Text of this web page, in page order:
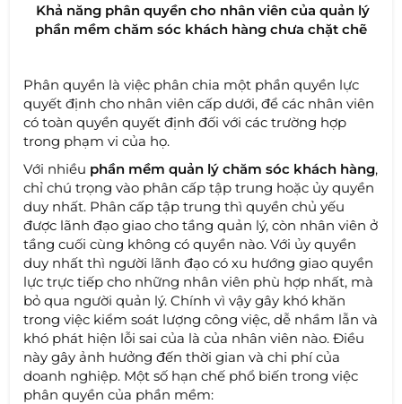
Khả năng phân quyền cho nhân viên của quản lý
phần mềm chăm sóc khách hàng chưa chặt chẽ
Phân quyền là việc phân chia một phần quyền lực
quyết định cho nhân viên cấp dưới, để các nhân viên
có toàn quyền quyết định đối với các trường hợp
trong phạm vi của họ.
Với nhiều phần mềm quản lý chăm sóc khách hàng,
chỉ chú trọng vào phân cấp tập trung hoặc ủy quyền
duy nhất. Phân cấp tập trung thì quyền chủ yếu
được lãnh đạo giao cho tầng quản lý, còn nhân viên ở
tầng cuối cùng không có quyền nào. Với ủy quyền
duy nhất thì người lãnh đạo có xu hướng giao quyền
lực trực tiếp cho những nhân viên phù hợp nhất, mà
bỏ qua người quản lý. Chính vì vậy gây khó khăn
trong việc kiểm soát lượng công việc, dễ nhầm lẫn và
khó phát hiện lỗi sai của là của nhân viên nào. Điều
này gây ảnh hưởng đến thời gian và chi phí của
doanh nghiệp. Một số hạn chế phổ biến trong việc
phân quyền của phần mềm: